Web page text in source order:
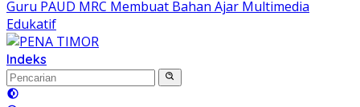
Guru PAUD MRC Membuat Bahan Ajar Multimedia
Edukatif
Indeks